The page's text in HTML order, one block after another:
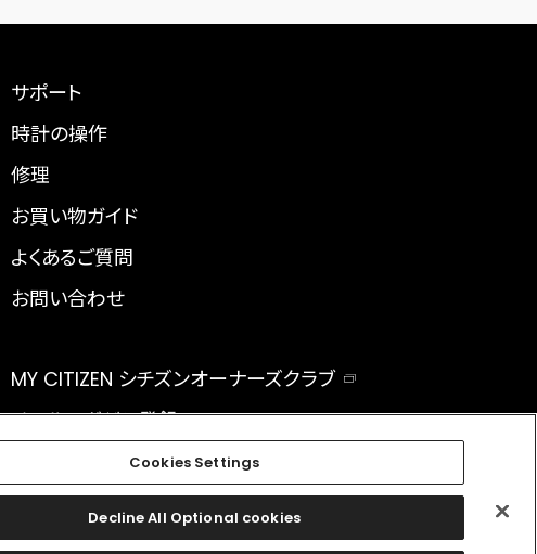
サポート
時計の操作
修理
お買い物ガイド
よくあるご質問
お問い合わせ
MY CITIZEN シチズンオーナーズクラブ
メールマガジン登録
facebookinstagramtwitter
Cookies Settings
Decline All Optional cookies